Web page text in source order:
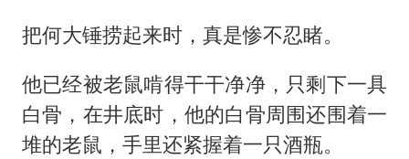
把何大锤捞起来时，真是惨不忍睹。
他已经被老鼠啃得干干净净，只剩下一具
白骨，在井底时，他的白骨周围还围着一
堆的老鼠，手里还紧握着一只酒瓶。